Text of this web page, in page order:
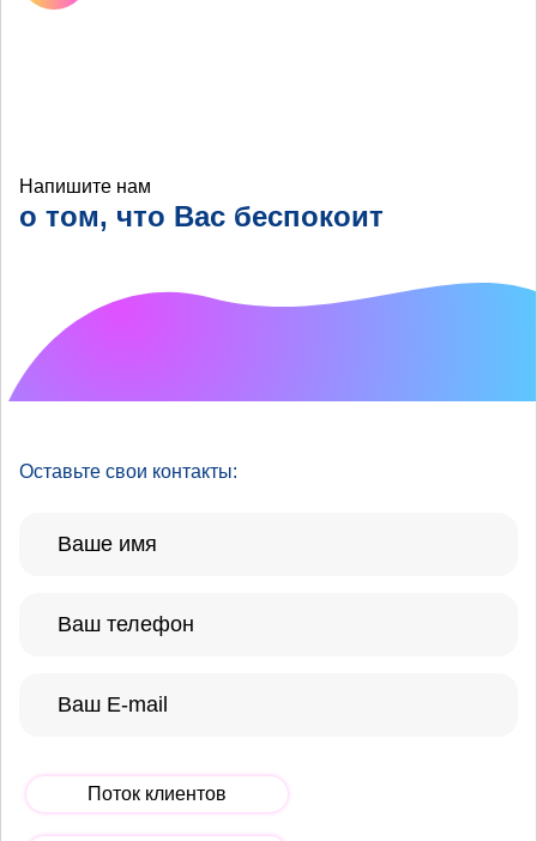
Напишите нам
о том, что Вас беспокоит
Оставьте свои контакты:
Поток клиентов